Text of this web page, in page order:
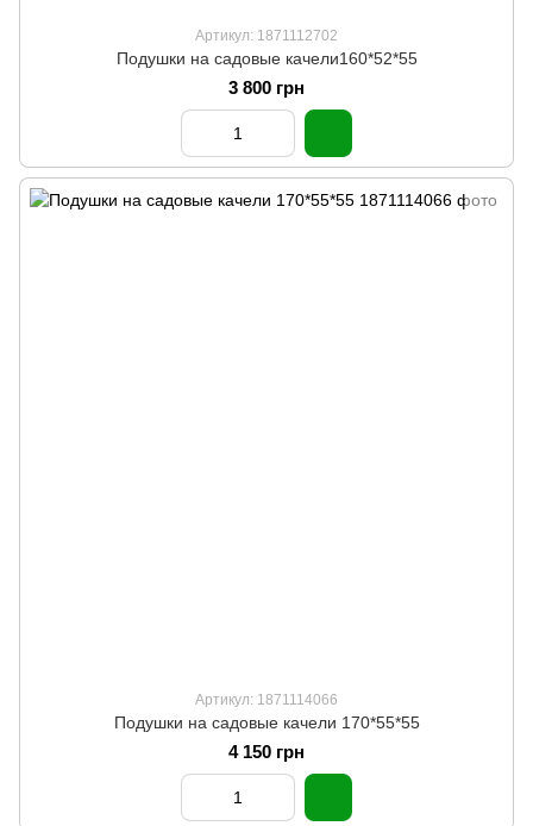
Артикул: 1871112702
Подушки на садовые качели160*52*55
3 800 грн
Артикул: 1871114066
Подушки на садовые качели 170*55*55
4 150 грн